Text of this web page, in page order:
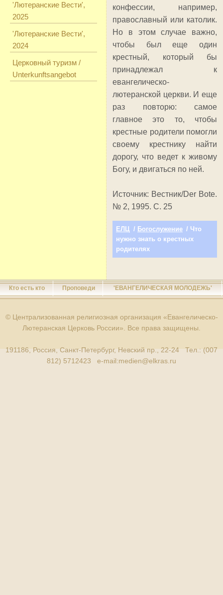
'Лютеранские Вести',
2025
'Лютеранские Вести',
2024
Церковный туризм /
Unterkunftsangebot
конфессии, например,
православный или католик.
Но в этом случае важно,
чтобы был еще один
крестный, который бы
принадлежал к
евангелическо-
лютеранской церкви. И еще
раз повторю: самое
главное это то, чтобы
крестные родители помогли
своему крестнику найти
дорогу, что ведет к живому
Богу, и двигаться по ней.
Источник: Вестник/Der Bote.
№ 2, 1995. С. 25
ЕЛЦ / Богослужение / Что
нужно знать о крестных
родителях
Кто есть кто Проповеди 'ЕВАНГЕЛИЧЕСКАЯ МОЛОДЕЖЬ'
© Централизованная религиозная организация «Евангелическо-
Лютеранская Церковь России». Все права защищены.
191186, Россия, Санкт-Петербург, Невский пр., 22-24 Тел.: (007
812) 5712423 e-mail:medien@elkras.ru